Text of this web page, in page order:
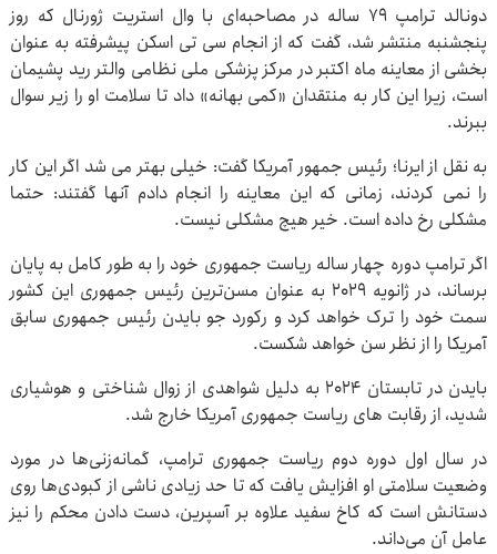
دونالد ترامپ ۷۹ ساله در مصاحبه‌ای با وال استریت ژورنال که روز
پنجشنبه منتشر شد، گفت که از انجام سی تی اسکن پیشرفته به عنوان
بخشی از معاینه ماه اکتبر در مرکز پزشکی ملی نظامی والتر رید پشیمان
است، زیرا این کار به منتقدان «کمی بهانه» داد تا سلامت او را زیر سوال
ببرند.
به نقل از ایرنا؛ رئیس جمهور آمریکا گفت: خیلی بهتر می شد اگر این کار
را نمی کردند، زمانی که این معاینه را انجام دادم آنها گفتند: حتما
مشکلی رخ داده است. خیر هیچ مشکلی نیست.
اگر ترامپ دوره چهار ساله ریاست جمهوری خود را به طور کامل به پایان
برساند، در ژانویه ۲۰۲۹ به عنوان مسن‌ترین رئیس جمهوری این کشور
سمت خود را ترک خواهد کرد و رکورد جو بایدن رئیس جمهوری سابق
آمریکا را از نظر سن خواهد شکست.
بایدن در تابستان ۲۰۲۴ به دلیل شواهدی از زوال شناختی و هوشیاری
شدید، از رقابت های ریاست جمهوری آمریکا خارج شد.
در سال اول دوره دوم ریاست جمهوری ترامپ، گمانه‌زنی‌ها در مورد
وضعیت سلامتی او افزایش یافت که تا حد زیادی ناشی از کبودی‌ها روی
دستانش است که کاخ سفید علاوه بر آسپرین، دست دادن محکم را نیز
عامل آن می‌داند.